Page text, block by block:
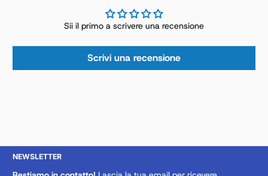
Sii il primo a scrivere una recensione
Scrivi una recensione
NEWSLETTER